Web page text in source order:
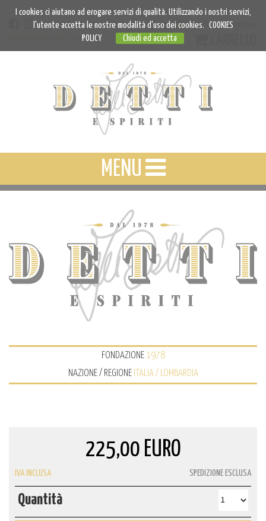
info@dettiespiriti.com
Accedi Registrazione
MENU
FONDAZIONE 1978
NAZIONE / REGIONE
ITALIA / LOMBARDIA
225,00 EURO
IVA INCLUSA SPEDIZIONE ESCLUSA
Quantità
I cookies ci aiutano ad erogare servizi di qualità. Utilizzando i nostri servizi,
l'utente accetta le nostre modalità d'uso dei cookies. COOKIES
POLICY
Chiudi ed accetta